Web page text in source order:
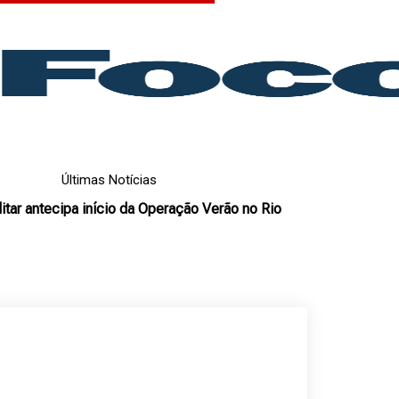
Últimas Notícias
antecipa início da Operação Verão no Rio